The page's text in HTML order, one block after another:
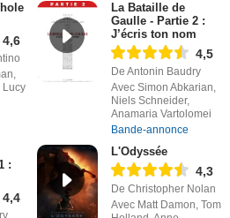
4,6
Lucy
La Bataille de
Gaulle - Partie 2 :
J’écris ton nom
4,5
De Antonin Baudry
Avec Simon Abkarian,
Niels Schneider,
Anamaria Vartolomei
Bande-annonce
:
4,4
L'Odyssée
4,3
De Christopher Nolan
Avec Matt Damon, Tom